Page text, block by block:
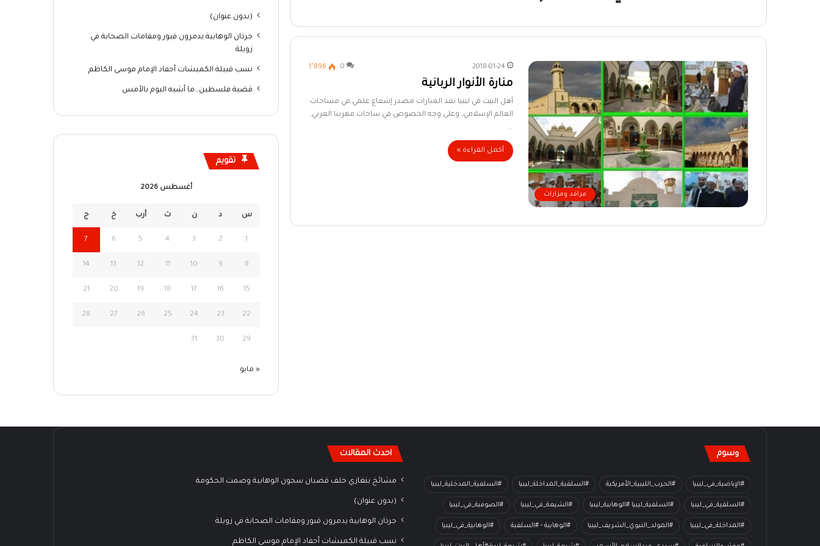
مراقد ومزارات
2018-01-24
0 1٬896
منارة الأنوار الربانية
أهل البيت في ليبيا تعد المنارات مصدر إشعاع علمي في مساحات
العالم الإسلامي, وعلى وجه الخصوص في ساحات مغربنا العربي,
…
أكمل القراءة »
(بدون عنوان)
جرذان الوهابية يدمرون قبور ومقامات الصحابة في
زويلة
نسب قبيلة الكميشات أحفاد الإمام موسى الكاظم
قضية فلسطين…ما أشبه اليوم بالأمس
تقويم
أغسطس 2026
س د ن ث أرب خ ج
1
2
3
4
5
6
7
8
9
10
11
12
13
14
15
16
17
18
19
20
21
22
23
24
25
26
27
28
29
30
31
« مايو
وسوم
#الإباضية_في_ليبيا #الحرب_الليبية_الأمريكية #السلفية_المداخلة_ليبيا #السلفية_المدخلية_ليبيا
#السلفية_في_ليبيا #السلفية_ليبيا #الوهابية_ليبيا #الشيعة_في_ليبيا #الصوفية_في_ليبيا
#المداخلة_في_ليبيا #المولد_النبوي_الشريف_ليبيا #الوهابية - #السلفية #الوهابية_في_ليبيا
احدث المقالات
مشائخ بنغازي خلف قضبان سجون الوهابية وصمت الحكومة
(بدون عنوان)
جرذان الوهابية يدمرون قبور ومقامات الصحابة في زويلة
نسب قبيلة الكميشات أحفاد الإمام موسى الكاظم